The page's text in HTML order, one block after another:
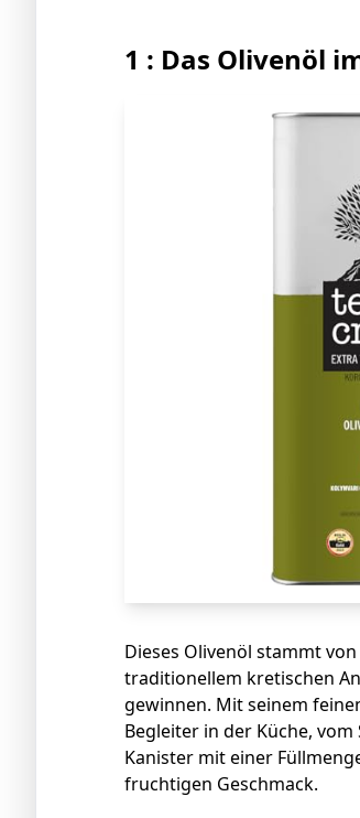
1 : Das Olivenöl
Dieses Olivenöl stammt
traditionellem kretischen
gewinnen. Mit seinem
Begleiter in der Küche,
Kanister mit einer
fruchtigen Geschmack.